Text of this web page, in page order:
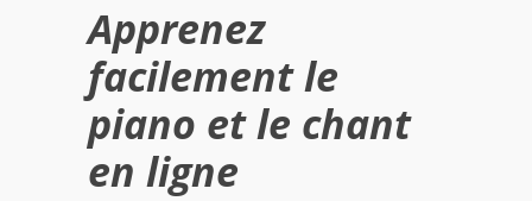
Apprenez
facilement le
piano et le chant
en ligne